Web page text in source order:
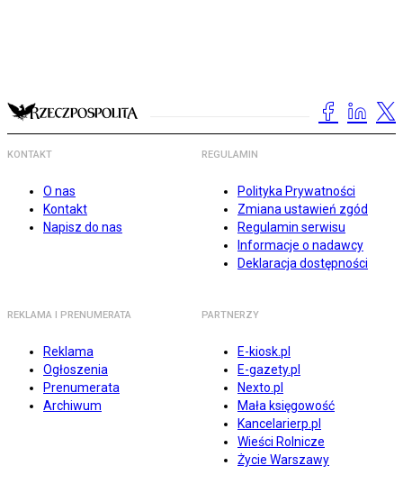
KONTAKT
O nas
Kontakt
Napisz do nas
REGULAMIN
Polityka Prywatności
Zmiana ustawień zgód
Regulamin serwisu
Informacje o nadawcy
Deklaracja dostępności
REKLAMA I PRENUMERATA
Reklama
Ogłoszenia
Prenumerata
Archiwum
PARTNERZY
E-kiosk.pl
E-gazety.pl
Nexto.pl
Mała księgowość
Kancelarierp.pl
Wieści Rolnicze
Życie Warszawy